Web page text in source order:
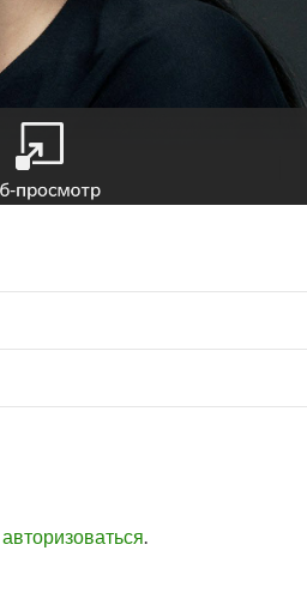
авторизоваться.